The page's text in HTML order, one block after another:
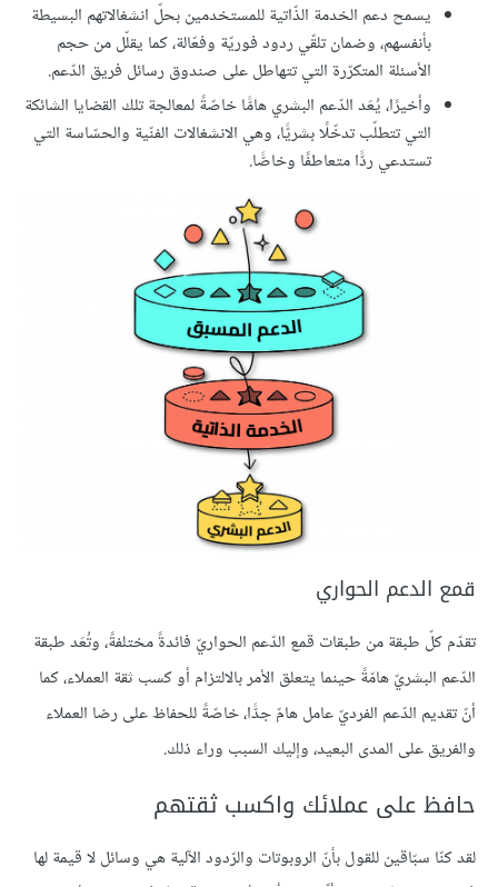
يسمح دعم الخدمة الذّاتية للمستخدمين بحلّ انشغالاتهم البسيطة
بأنفسهم، وضمان تلقّي ردود فوريّة وفعّالة، كما يقلّل من حجم
الأسئلة المتكرّرة التي تتهاطل على صندوق رسائل فريق الدّعم.
وأخيرًا، يُعَد الدّعم البشري هامًّا خاصّةً لمعالجة تلك القضايا الشائكة
التي تتطلّب تدخّلًا بشريًّا، وهي الانشغالات الفنّية والحسّاسة التي
تستدعي ردًّا متعاطفًا وخاصًّا.
قمع الدعم الحواري
تقدّم كلّ طبقة من طبقات قمع الدّعم الحواريّ فائدةً مختلفةً، وتُعَد طبقة
الدّعم البشريّ هامّةً حينما يتعلق الأمر بالالتزام أو كسب ثقة العملاء، كما
أنّ تقديم الدّعم الفرديّ عامل هامّ جدًّا، خاصّةً للحفاظ على رضا العملاء
والفريق على المدى البعيد، وإليك السبب وراء ذلك.
حافظ على عملائك واكسب ثقتهم
لقد كنّا سبّاقين للقول بأنّ الروبوتات والرّدود الآلية هي وسائل لا قيمة لها